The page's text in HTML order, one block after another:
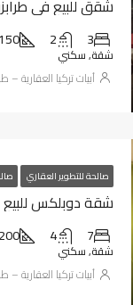
شقق للبيع في
3
2 150 م2
شقة, سكني
أبيات تركيا العقارية –
صالحة للتطوير العقاري
شقة دوبلكس للبيع
7
4 200 م2
شقة, سكني
أبيات تركيا العقارية –